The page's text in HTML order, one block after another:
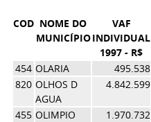
COD NOME DO
MUNICÍPIO
VAF
INDIVIDUAL
1997 - R$
454 OLARIA 495.538
820 OLHOS D
AGUA
4.842.599
455 OLIMPIO
1.970.732